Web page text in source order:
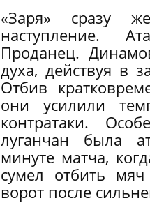
«Заря» сразу
наступление.
Проданец.
духа, действуя в
Отбив
они усилили
контратаки.
луганчан была
минуте матча,
сумел отбить
ворот после